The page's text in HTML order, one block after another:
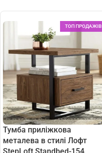
ТОП ПРОДАЖІВ
Тумба приліжкова
металева в стилі Лофт